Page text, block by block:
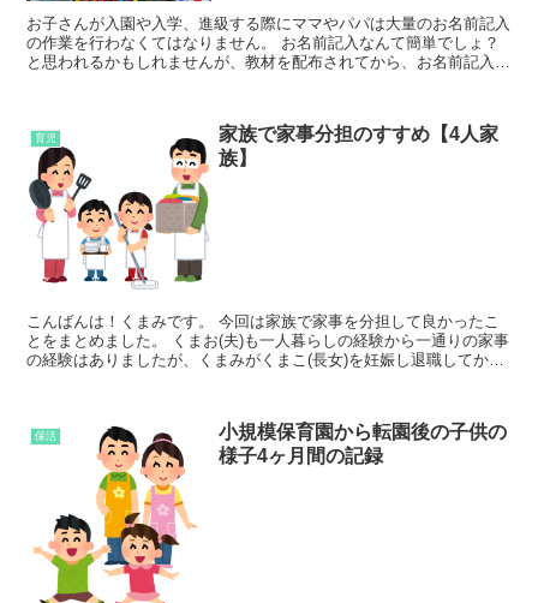
お子さんが入園や入学、進級する際にママやパパは大量のお名前記入
の作業を行わなくてはなりません。 お名前記入なんて簡単でしょ？
と思われるかもしれませんが、教材を配布されてから、お名前記入し
育児
家族で家事分担のすすめ【4人家
族】
こんばんは！くまみです。 今回は家族で家事を分担して良かったこ
とをまとめました。 くまお(夫)も一人暮らしの経験から一通りの家事
の経験はありましたが、くまみがくまこ(長女)を妊娠し退職してか
保活
小規模保育園から転園後の子供の
様子4ヶ月間の記録